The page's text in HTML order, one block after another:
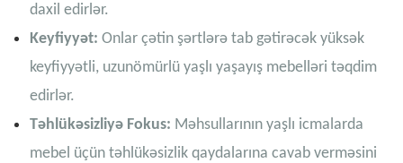
daxil edirlər.
Keyfiyyət: Onlar çətin şərtlərə tab gətirəcək yüksək
keyfiyyətli, uzunömürlü yaşlı yaşayış mebelləri təqdim
edirlər.
Təhlükəsizliyə Fokus: Məhsullarının yaşlı icmalarda
mebel üçün təhlükəsizlik qaydalarına cavab verməsini